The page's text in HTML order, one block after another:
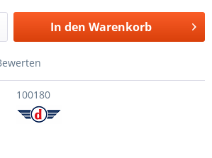
In den Warenkorb
100180